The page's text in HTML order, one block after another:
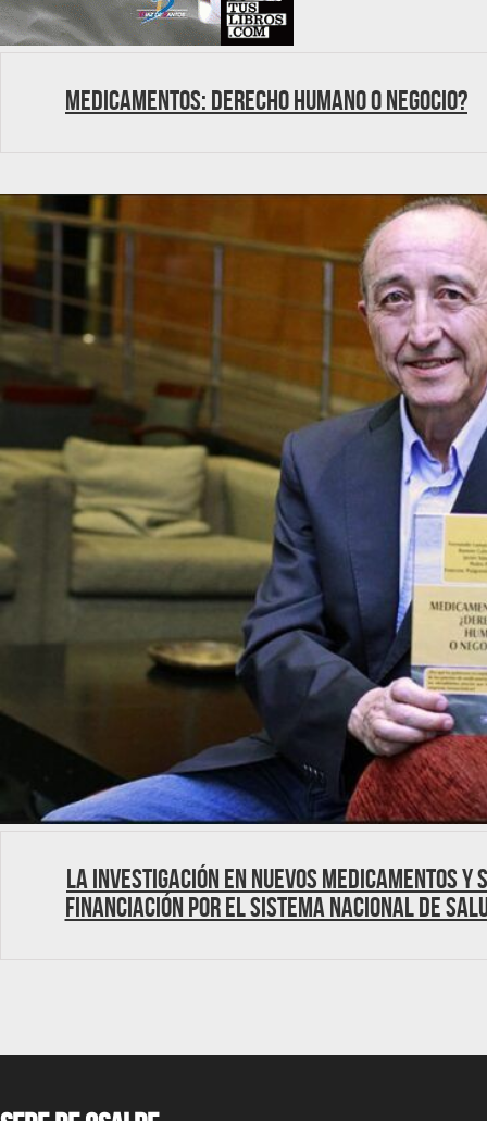
Medicamentos: Derecho humano o negocio?
La investigación en nuevos medicamentos y
financiación por el Sistema Nacional de